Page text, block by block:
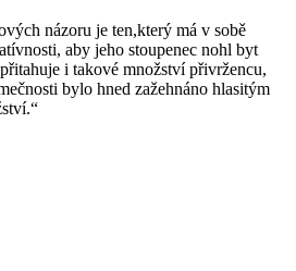
názoru je ten,který má v sobě
aby jeho stoupenec nohl byt
i takové množství přivržencu,
bylo hned zažehnáno hlasitým